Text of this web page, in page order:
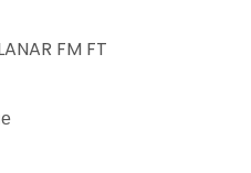
FM FT